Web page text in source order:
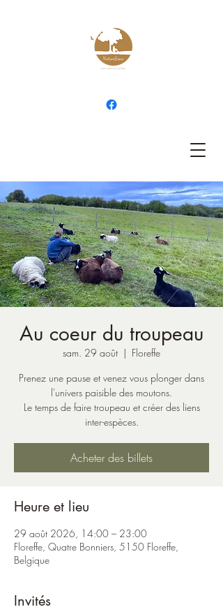
Au coeur du troupeau
sam. 29 août
  |
Floreffe
Prenez une pause et venez vous plonger dans
l'univers paisible des moutons.
Le temps de faire troupeau et créer des liens
inter-espèces.
Acheter des billets
Heure et lieu
29 août 2026, 14:00 – 23:00
Floreffe, Quatre Bonniers, 5150 Floreffe,
Belgique
Invités